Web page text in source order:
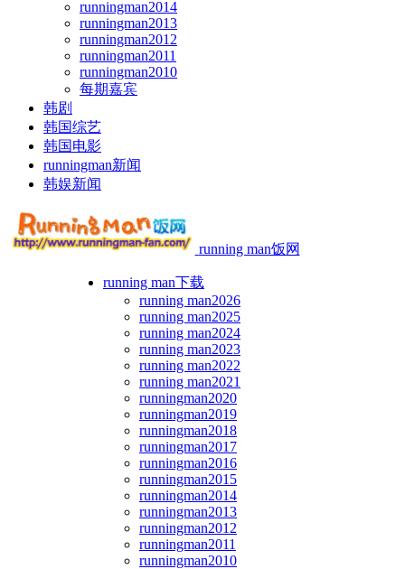
runningman2014
runningman2013
runningman2012
runningman2011
runningman2010
每期嘉宾
韩剧
韩国综艺
韩国电影
runningman新闻
韩娱新闻
running man饭网
running man下载
running man2026
running man2025
running man2024
running man2023
running man2022
running man2021
runningman2020
runningman2019
runningman2018
runningman2017
runningman2016
runningman2015
runningman2014
runningman2013
runningman2012
runningman2011
runningman2010